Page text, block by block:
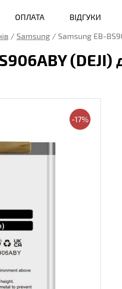
ОПЛАТА ВІДГУКИ
/ Samsung / Samsung EB-
(DEJI)
-17%